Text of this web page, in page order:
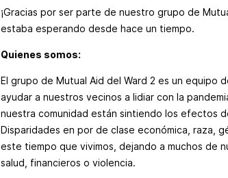
¡Gracias por ser parte de nuestro grupo de
estaba esperando desde hace un tiempo.
Quienes somos:
El grupo de Mutual Aid del Ward 2 es un equipo
ayudar a nuestros vecinos a lidiar con la
nuestra comunidad están sintiendo los efectos
Disparidades en por de clase económica, raza,
este tiempo que vivimos, dejando a muchos de
salud, financieros o violencia.